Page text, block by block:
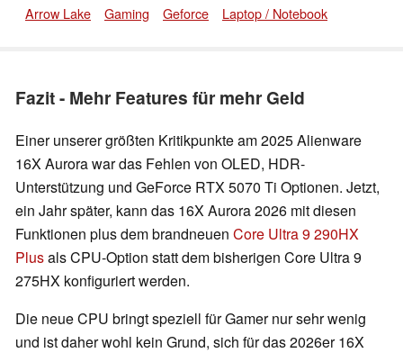
Arrow Lake Gaming Geforce Laptop / Notebook
Fazit - Mehr Features für mehr Geld
Einer unserer größten Kritikpunkte am 2025 Alienware
16X Aurora war das Fehlen von OLED, HDR-
Unterstützung und GeForce RTX 5070 Ti Optionen. Jetzt,
ein Jahr später, kann das 16X Aurora 2026 mit diesen
Funktionen plus dem brandneuen Core Ultra 9 290HX
Plusals CPU-Option statt dem bisherigen Core Ultra 9
275HX konfiguriert werden.
Die neue CPU bringt speziell für Gamer nur sehr wenig
und ist daher wohl kein Grund, sich für das 2026er 16X